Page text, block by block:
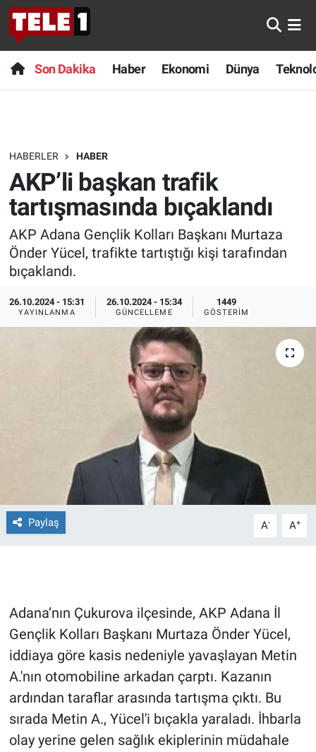
Son Dakika Haber Ekonomi Dünya
HABERLER HABER
AKP’li başkan trafik
tartışmasında bıçaklandı
AKP Adana Gençlik Kolları Başkanı Murtaza
Önder Yücel, trafikte tartıştığı kişi tarafından
bıçaklandı.
26.10.2024 - 15:31
YAYINLANMA
26.10.2024 - 15:34
GÜNCELLEME
1449
GÖSTERIM
Paylaş A- A+
Adana’nın Çukurova ilçesinde, AKP Adana İl
Gençlik Kolları Başkanı Murtaza Önder Yücel,
iddiaya göre kasis nedeniyle yavaşlayan Metin
A.'nın otomobiline arkadan çarptı. Kazanın
ardından taraflar arasında tartışma çıktı. Bu
sırada Metin A., Yücel'i bıçakla yaraladı. İhbarla
olay yerine gelen sağlık ekiplerinin müdahale
Anında Manşet
Başka Sohbetler
Bilim turu
Bilim ve Teknoloji Evreni
Doğa Konuşuyor
Dünya
Ege Saati
Ege'den Esintiler
Forum
Gerçeğin İzinde
Gün Ortası
Gündem Özel
Günün görüntüsü
Haber
Son Dakika
Haber
Dünya
Teknoloji
Sağlık
Spor
Yayın Akışı
Nöbetçi Eczaneler
Hava Durumu
Trafik Durumu
Süper Lig Puan Durumu ve Fikstür
Tüm Manşetler
Son Dakika Haberleri
Haber Arşivi